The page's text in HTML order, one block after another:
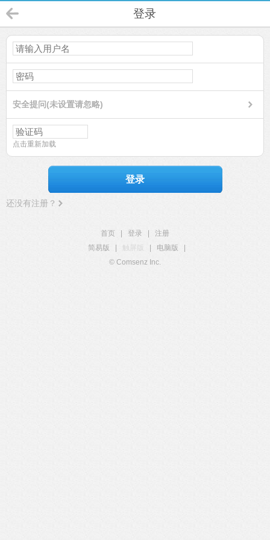
登录
安全提问(未设置请忽略)
点击重新加载
登录
还没有注册？
首页 登录
注册
简易版
触屏版 电脑版
© Comsenz Inc.